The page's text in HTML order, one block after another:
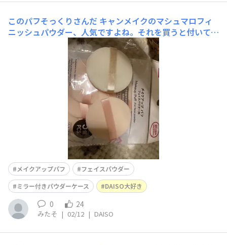
このパフそっくりさんだ キャンメイクのマシュマロフィ
ニッシュパウダー、人気ですよね。それを買うと付いてく
る薄くてスカスカでスポンジみのあるフロッキーパ
フ。 これが実は、ダイソーで200円で販売されてる『ミラ
ー付きパウダーケース』JAN:4968988078366の薄くてコ
ンパクトなボディにもジャストフィットなんで
メイクアップパフ
フェイスパウダー
ミラー付きパウダーケース
DAISO大好き
0 24
みたそ | 02/12 | DAISO